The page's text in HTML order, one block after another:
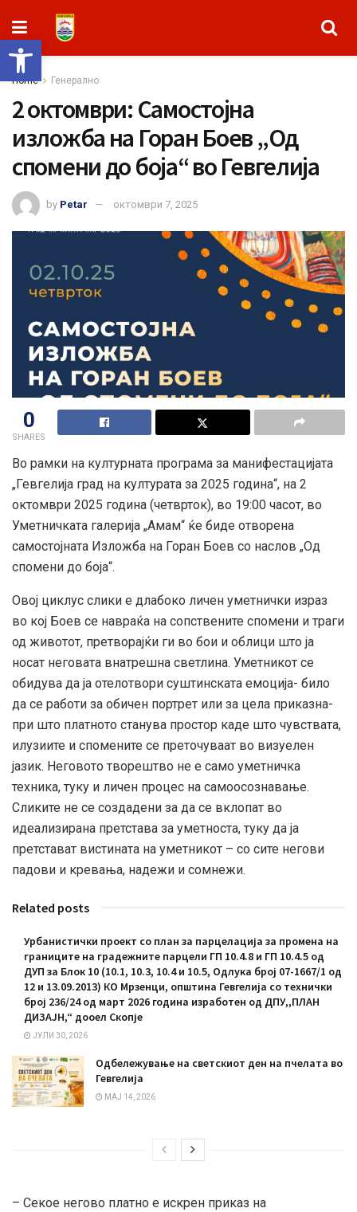
Open toolbar
Home Генерално
2 октомври: Самостојна
изложба на Горан Боев „Од
спомени до боја“ во Гевгелија
by Petar октомври 7, 2025
0
SHARES
Во рамки на културната програма за манифестацијата
„Гевгелија град на културата за 2025 година“, на 2
октомври 2025 година (четврток), во 19:00 часот, во
Уметничката галерија „Амам“ ќе биде отворена
самостојната Изложба на Горан Боев со наслов „Од
спомени до боја“.
Овој циклус слики е длабоко личен уметнички израз
во кој Боев се навраќа на сопствените спомени и траги
од животот, претворајќи ги во бои и облици што ја
носат неговата внатрешна светлина. Уметникот се
обидува да ја отелотвори суштинската емоција- било
да се работи за обичен портрет или за цела приказна-
при што платното станува простор каде што чувствата,
илузиите и спомените се преточуваат во визуелен
јазик. Неговото творештво не е само уметничка
техника, туку и личен процес на самоосознавање.
Сликите не се создадени за да се вклопат во
идеализирана претстава за уметноста, туку да ја
претстават вистината на уметникот – со сите негови
падови и кревања, надежи и сомнежи.
Related posts
Урбанистички проект со план за парцелација за промена на
границите на градежните парцели ГП 10.4.8 и ГП 10.4.5 од
ДУП за Блок 10 (10.1, 10.3, 10.4 и 10.5, Одлука број 07-1667/1 од
12 и 13.09.2013) КО Мрзенци, општина Гевгелија со технички
број 236/24 од март 2026 година изработен од ДПУ,,ПЛАН
ДИЗАЈН,“ дооел Скопје
ЈУЛИ 30, 2026
Oдбележување на светскиот ден на пчелата во
Гевгелија
МАЈ 14, 2026
– Секое негово платно е искрен приказ на